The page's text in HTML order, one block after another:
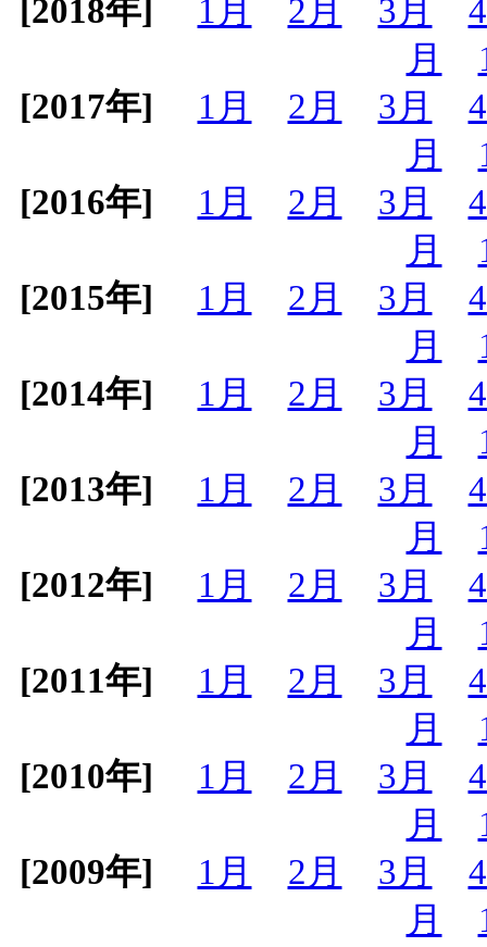
[2018年] 1月 2月 3月
月
[2017年]
1月 2月 3月
月
[2016年]
1月 2月 3月
月
[2015年]
1月 2月 3月
月
[2014年]
1月 2月 3月
月
[2013年]
1月 2月 3月
月
[2012年]
1月 2月 3月
月
[2011年]
1月 2月 3月
月
[2010年]
1月 2月 3月
月
[2009年]
1月 2月 3月
月